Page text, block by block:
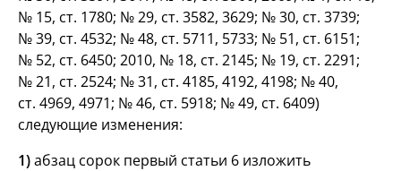
№ 15, ст. 1780; № 29, ст. 3582, 3629; № 30, ст. 3739;
№ 39, ст. 4532; № 48, ст. 5711, 5733; № 51, ст. 6151;
№ 52, ст. 6450; 2010, № 18, ст. 2145; № 19, ст. 2291;
№ 21, ст. 2524; № 31, ст. 4185, 4192, 4198; № 40,
ст. 4969, 4971; № 46, ст. 5918; № 49, ст. 6409)
следующие изменения:
1)абзац сорок первый статьи 6 изложить